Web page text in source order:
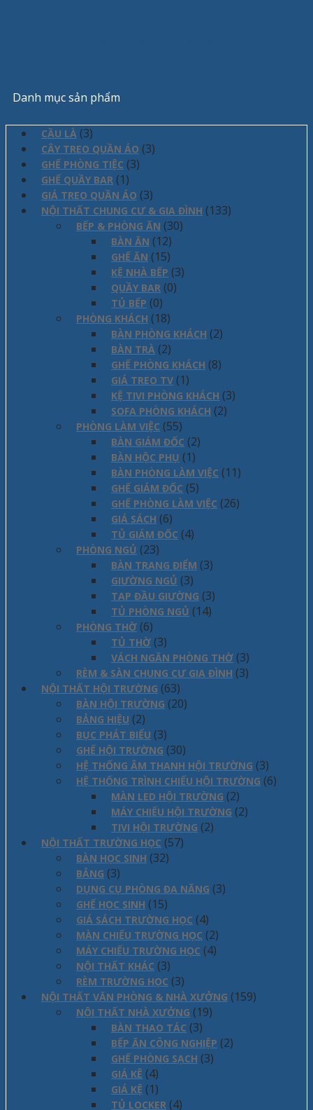
Danh mục sản phẩm
CẦU LÀ (3)
CÂY TREO QUẦN ÁO (3)
GHẾ PHÒNG TIỆC (3)
GHẾ QUẦY BAR (1)
GIÁ TREO QUẦN ÁO (3)
NỘI THẤT CHUNG CƯ & GIA ĐÌNH (133)
BẾP & PHÒNG ĂN (30)
BÀN ĂN (12)
GHẾ ĂN (15)
KỆ NHÀ BẾP (3)
QUẦY BAR (0)
TỦ BẾP (0)
PHÒNG KHÁCH (18)
BÀN PHÒNG KHÁCH (2)
BÀN TRÀ (2)
GHẾ PHÒNG KHÁCH (8)
GIÁ TREO TV (1)
KỆ TIVI PHÒNG KHÁCH (3)
SOFA PHÒNG KHÁCH (2)
PHÒNG LÀM VIỆC (55)
BÀN GIÁM ĐỐC (2)
BÀN HỘC PHỤ (1)
BÀN PHÒNG LÀM VIỆC (11)
GHẾ GIÁM ĐỐC (5)
GHẾ PHÒNG LÀM VIỆC (26)
GIÁ SÁCH (6)
TỦ GIÁM ĐỐC (4)
PHÒNG NGỦ (23)
BÀN TRANG ĐIỂM (3)
GIƯỜNG NGỦ (3)
TAP ĐẦU GIƯỜNG (3)
TỦ PHÒNG NGỦ (14)
PHÒNG THỜ (6)
TỦ THỜ (3)
VÁCH NGĂN PHÒNG THỜ (3)
RÈM & SÀN CHUNG CƯ GIA ĐÌNH (3)
NỘI THẤT HỘI TRƯỜNG (63)
BÀN HỘI TRƯỜNG (20)
BẢNG HIỆU (2)
BỤC PHÁT BIỂU (3)
GHẾ HỘI TRƯỜNG (30)
HỆ THỐNG ÂM THANH HỘI TRƯỜNG (3)
HỆ THỐNG TRÌNH CHIẾU HỘI TRƯỜNG (6)
MÀN LED HỘI TRƯỜNG (2)
MÁY CHIẾU HỘI TRƯỜNG (2)
TIVI HỘI TRƯỜNG (2)
NỘI THẤT TRƯỜNG HỌC (57)
BÀN HỌC SINH (32)
BẢNG (3)
DỤNG CỤ PHÒNG ĐA NĂNG (3)
GHẾ HỌC SINH (15)
GIÁ SÁCH TRƯỜNG HỌC (4)
MÀN CHIẾU TRƯỜNG HỌC (2)
MÁY CHIẾU TRƯỜNG HỌC (4)
NỘI THẤT KHÁC (3)
RÈM TRƯỜNG HỌC (3)
NỘI THẤT VĂN PHÒNG & NHÀ XƯỞNG (159)
NỘI THẤT NHÀ XƯỞNG (19)
BÀN THAO TÁC (3)
BẾP ĂN CÔNG NGHIỆP (2)
GHẾ PHÒNG SẠCH (3)
GIÁ KÊ (4)
GIÁ KỆ (1)
TỦ LOCKER (4)